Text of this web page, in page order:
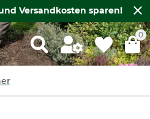
Versandkosten sparen!
0